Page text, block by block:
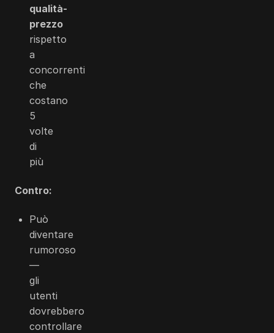
qualità-
prezzo
rispetto
a
concorrenti
che
costano
5
volte
di
più
Contro:
Può
diventare
rumoroso
—
gli
utenti
dovrebbero
controllare